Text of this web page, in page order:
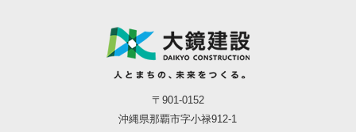
〒901-0152
沖縄県那覇市字小禄912-1